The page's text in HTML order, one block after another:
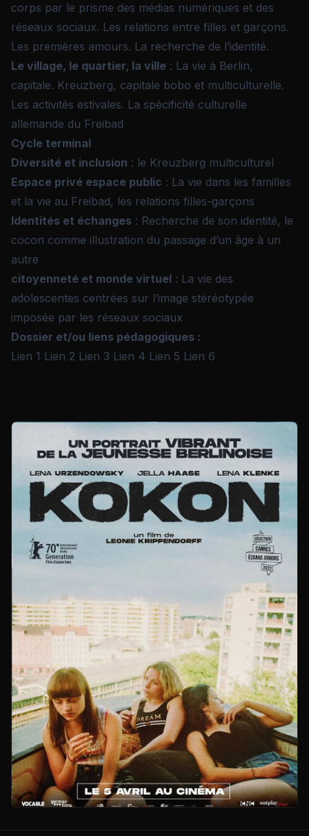
corps par le prisme des médias numériques et des
réseaux sociaux. Les relations entre filles et garçons.
Les premières amours. La recherche de l’identité.
Le village, le quartier, la ville : La vie à Berlin,
capitale. Kreuzberg, capitale bobo et multiculturelle.
Les activités estivales. La spécificité culturelle
allemande du Freibad
Cycle terminal
Diversité et inclusion : le Kreuzberg multiculturel
Espace privé espace public : La vie dans les familles
et la vie au Freibad, les relations filles-garçons
Identités et échanges : Recherche de son identité, le
cocon comme illustration du passage d’un âge à un
autre
citoyenneté et monde virtuel : La vie des
adolescentes centrées sur l’image stéréotypée
imposée par les réseaux sociaux
Dossier et/ou liens pédagogiques :
Lien 1 Lien 2 Lien 3 Lien 4 Lien 5 Lien 6